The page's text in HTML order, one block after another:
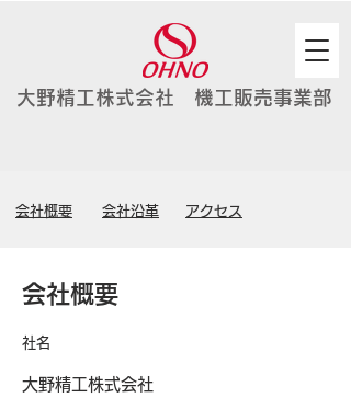
大野精工株式会社 機工販売事業部
会社概要 会社沿革 アクセス
​会社概要
社名
大野精工株式会社